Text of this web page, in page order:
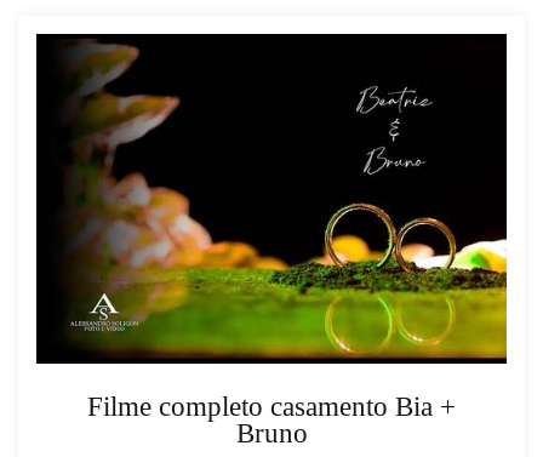
Filme completo casamento Bia +
Bruno